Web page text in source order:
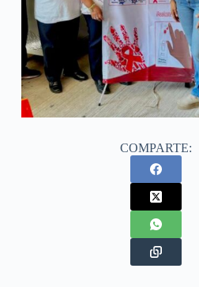
COMPARTE: